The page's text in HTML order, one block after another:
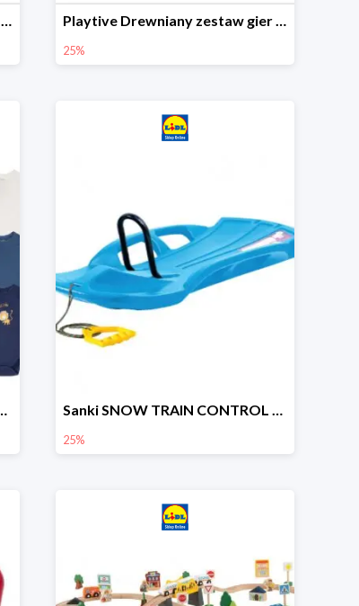
Playtive Drewniany zestaw gier 10 w 1 Playtive Drewniany zestaw gier 10 w 1
25%
lupilu Body niemowlęce z biobawełny Sanki SNOW TRAIN CONTROL -25%
25%